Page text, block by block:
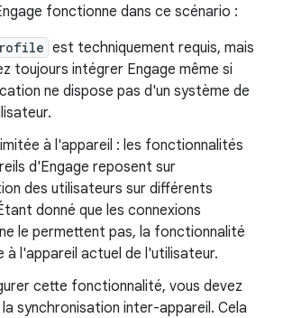
fonctionne dans ce scénario :
est techniquement requis, mais
toujours intégrer Engage même si
ne dispose pas d'un système de
à l'appareil : les fonctionnalités
d'Engage reposent sur
des utilisateurs sur différents
donné que les connexions
le permettent pas, la fonctionnalité
à l'appareil actuel de l'utilisateur.
cette fonctionnalité, vous devez
synchronisation inter-appareil. Cela